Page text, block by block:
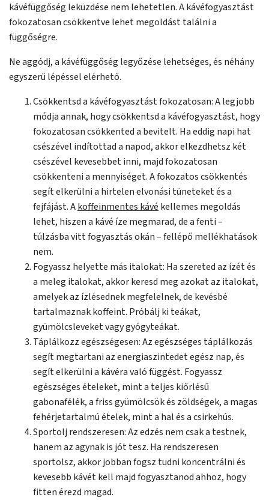
kávéfüggőség leküzdése nem lehetetlen. A kávéfogyasztást
fokozatosan csökkentve lehet megoldást találni a
függőségre.
Ne aggódj, a kávéfüggőség legyőzése lehetséges, és néhány
egyszerű lépéssel elérhető.
Csökkentsd a kávéfogyasztást fokozatosan: A legjobb
módja annak, hogy csökkentsd a kávéfogyasztást, hogy
fokozatosan csökkented a bevitelt. Ha eddig napi hat
csészével indítottad a napod, akkor elkezdhetsz két
csészével kevesebbet inni, majd fokozatosan
csökkenteni a mennyiséget. A fokozatos csökkentés
segít elkerülni a hirtelen elvonási tüneteket és a
fejfájást. Akoffeinmentes kávé kellemes megoldás
lehet, hiszen a kávé íze megmarad, de a fenti –
túlzásba vitt fogyasztás okán – fellépő mellékhatások
nem.
Fogyassz helyette más italokat: Ha szereted az ízét és
a meleg italokat, akkor keresd meg azokat az italokat,
amelyek az ízlésednek megfelelnek, de kevésbé
tartalmaznak koffeint. Próbálj ki teákat,
gyümölcsleveket vagy gyógyteákat.
Táplálkozz egészségesen: Az egészséges táplálkozás
segít megtartani az energiaszintedet egész nap, és
segít elkerülni a kávéra való függést. Fogyassz
egészséges ételeket, mint a teljes kiőrlésű
gabonafélék, a friss gyümölcsök és zöldségek, a magas
fehérjetartalmú ételek, mint a hal és a csirkehús.
Sportolj rendszeresen: Az edzés nem csak a testnek,
hanem az agynak is jót tesz. Ha rendszeresen
sportolsz, akkor jobban fogsz tudni koncentrálni és
kevesebb kávét kell majd fogyasztanod ahhoz, hogy
fitten érezd magad.